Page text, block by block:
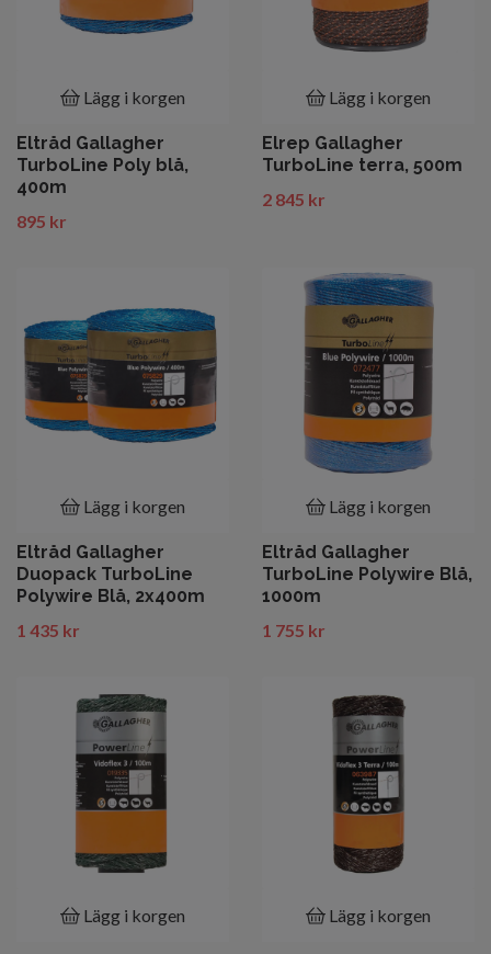
Lägg i korgen
Eltråd Gallagher
TurboLine Poly blå,
400m
895 kr
Lägg i korgen
Elrep Gallagher
TurboLine terra, 500m
2 845 kr
Lägg i korgen
Eltråd Gallagher
Duopack TurboLine
Polywire Blå, 2x400m
1 435 kr
Lägg i korgen
Eltråd Gallagher
TurboLine Polywire Blå,
1000m
1 755 kr
Lägg i korgen Lägg i korgen